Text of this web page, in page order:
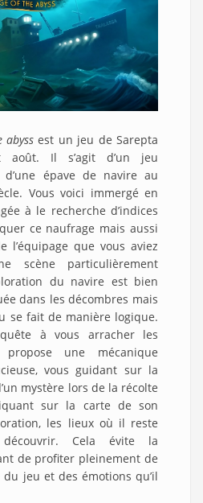
abyss est un jeu de Sarepta
août. Il s’agit d’un jeu
épave de navire au
Vous voici immergé en
à le recherche d’indices
ce naufrage mais aussi
l’équipage que vous aviez
scène particulièrement
du navire est bien
dans les décombres mais
se fait de manière logique.
à vous arracher les
propose une mécanique
vous guidant sur la
mystère lors de la récolte
sur la carte de son
les lieux où il reste
Cela évite la
de profiter pleinement de
jeu et des émotions qu’il